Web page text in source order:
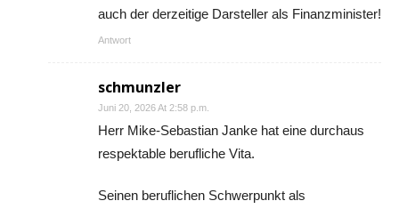
auch der derzeitige Darsteller als Finanzminister!
Antwort
schmunzler
Juni 20, 2026 At 2:58 p.m.
Herr Mike-Sebastian Janke hat eine durchaus
respektable berufliche Vita.
Seinen beruflichen Schwerpunkt als